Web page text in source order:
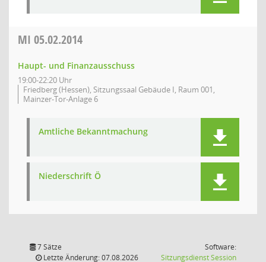
MI 05.02.2014
Haupt- und Finanzausschuss
19:00-22:20 Uhr
Friedberg (Hessen), Sitzungssaal Gebäude I, Raum 001,
Mainzer-Tor-Anlage 6
Amtliche Bekanntmachung
Niederschrift Ö
7 Sätze
Letzte Änderung: 07.08.2026
Software:
SitzungsdienstSession(Wird in